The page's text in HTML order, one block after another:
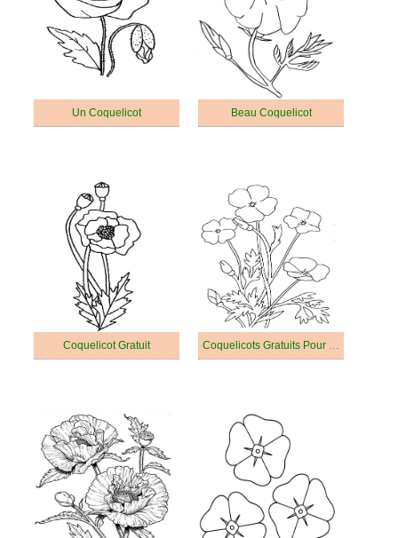
Un Coquelicot Beau Coquelicot
Coquelicot Gratuit Coquelicots Gratuits Pour les Enfants